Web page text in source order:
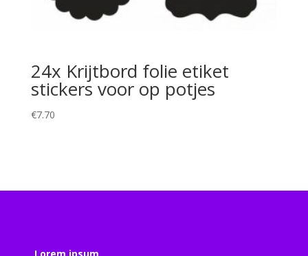
24x Krijtbord folie etiket
stickers voor op potjes
€7.70